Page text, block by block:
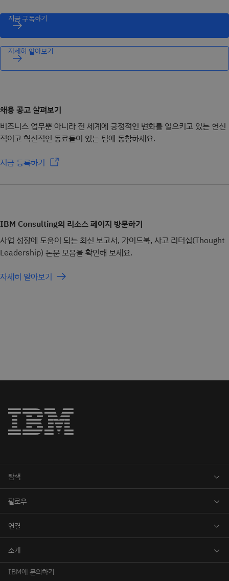
지금 구독하기
자세히 알아보기
채용 공고 살펴보기
비즈니스 업무뿐 아니라 전 세계에 긍정적인 변화를 일으키고 있는 헌신
적이고 혁신적인 동료들이 있는 팀에 동참하세요.
지금 등록하기
IBM Consulting의 리소스 페이지 방문하기
사업 성장에 도움이 되는 최신 보고서, 가이드북, 사고 리더십(Thought
Leadership) 논문 모음을 확인해 보세요.
자세히 알아보기
IBM에 문의하기